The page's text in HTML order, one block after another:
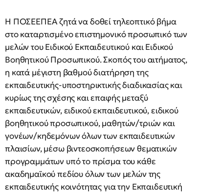
Η ΠΟΣΕΕΠΕΑ ζητά να δοθεί τηλεοπτικό βήμα
στο καταρτισμένο επιστημονικό προσωπικό των
μελών του Ειδικού Εκπαιδευτικού και Ειδικού
Βοηθητικού Προσωπικού. Σκοπός του αιτήματος,
η κατά μέγιστη βαθμού διατήρηση της
εκπαιδευτικής-υποστηρικτικής διαδικασίας και
κυρίως της σχέσης και επαφής μεταξύ
εκπαιδευτικών, ειδικού εκπαιδευτικού, ειδικού
βοηθητικού προσωπικού, μαθητών/τριών και
γονέων/κηδεμόνων όλων των εκπαιδευτικών
πλαισίων, μέσω βιντεοσκοπήσεων θεματικών
προγραμμάτων υπό το πρίσμα του κάθε
ακαδημαϊκού πεδίου όλων των μελών της
εκπαιδευτικής κοινότητας για την Εκπαιδευτική